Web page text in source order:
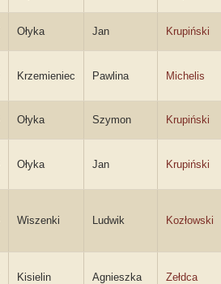
Ołyka Jan Krupiński
Krzemieniec Pawlina Michelis
Ołyka Szymon Krupiński
Ołyka Jan Krupiński
Wiszenki Ludwik Kozłowski
Kisielin Agnieszka Zełdca